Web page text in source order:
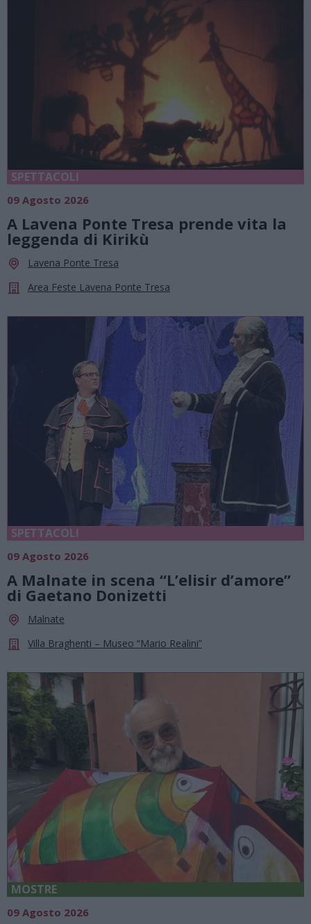
SPETTACOLI
09 Agosto 2026
A Lavena Ponte Tresa prende vita la
leggenda di Kirikù
Lavena Ponte Tresa
Area Feste Lavena Ponte Tresa
SPETTACOLI
09 Agosto 2026
A Malnate in scena “L’elisir d’amore”
di Gaetano Donizetti
Malnate
Villa Braghenti – Museo “Mario Realini”
MOSTRE
09 Agosto 2026